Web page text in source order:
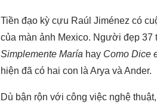
Tiền đạo kỳ cựu Raúl Jiménez có
của màn ảnh Mexico. Người đẹp
Simplemente María hay Como Dice
hiện đã có hai con là Arya và Ander.
Dù bận rộn với công việc nghệ